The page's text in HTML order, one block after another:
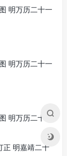
明万历二十一
明万历二十一
明万历二十一
正 明嘉靖二十